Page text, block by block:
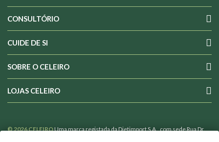
CONSULTÓRIO
CUIDE DE SI
SOBRE O CELEIRO
LOJAS CELEIRO
© 2026 CELEIROUma marca registada da Dietimport S.A., com sede Rua Dr.